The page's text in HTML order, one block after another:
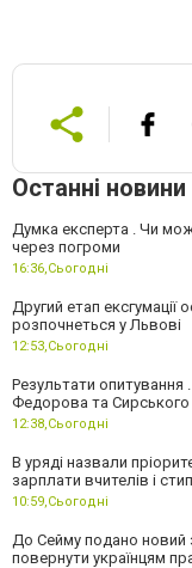
Останні новини
Думка експерта . Чи
через погроми
16:36,Сьогодні
Другий етап ексгумації
розпочнеться у Львові
12:53,Сьогодні
Результати опитування
Федорова та Сирського
12:38,Сьогодні
В уряді назвали
зарплати вчителів і
10:59,Сьогодні
До Сейму подано новий
повернути українцям